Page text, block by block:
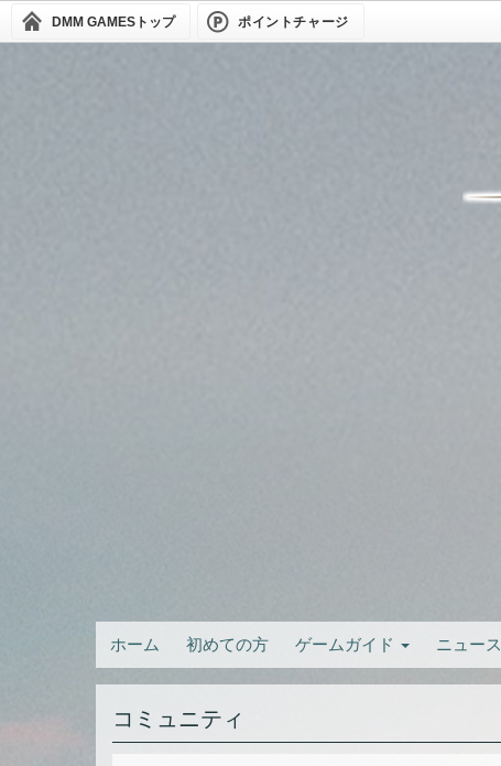
DMM GAMES トップ ポイントチャージ
ホーム 初めての方 ゲームガイド ニュース
コミュニティ